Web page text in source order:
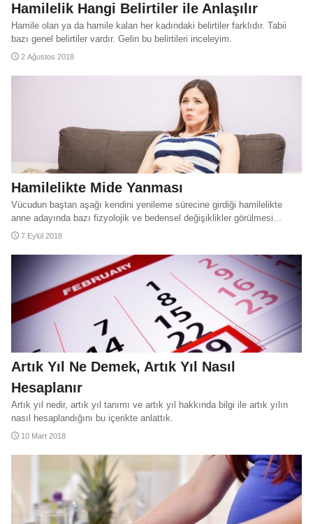
Hamilelik Hangi Belirtiler ile Anlaşılır
Hamile olan ya da hamile kalan her kadındaki belirtiler farklıdır. Tabii
bazı genel belirtiler vardır. Gelin bu belirtileri inceleyim.
2 Ağustos 2018
Hamilelikte Mide Yanması
Vücudun baştan aşağı kendini yenileme sürecine girdiği hamilelikte
anne adayında bazı fizyolojik ve bedensel değişiklikler görülmesi...
7 Eylül 2018
Artık Yıl Ne Demek, Artık Yıl Nasıl
Hesaplanır
Artık yıl nedir, artık yıl tanımı ve artık yıl hakkında bilgi ile artık yılın
nasıl hesaplandığını bu içerikte anlattık.
10 Mart 2018